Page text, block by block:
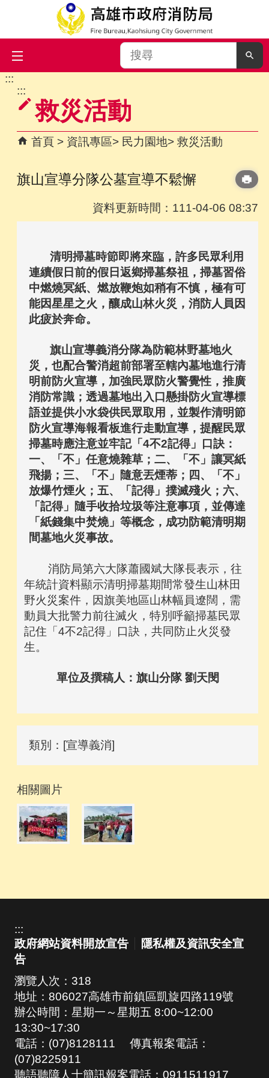
跳到主要內容區塊
搜
尋
:::
:::
救災活動
首頁 資訊專區 民力園地 救災活動
旗山宣導分隊公墓宣導不鬆懈
資料更新時間：111-04-06 08:37
清明掃墓時節即將來臨，許多民眾利用
連續假日前的假日返鄉掃墓祭祖，掃墓習俗
中燃燒冥紙、燃放鞭炮如稍有不慎，極有可
能因星星之火，釀成山林火災，消防人員因
此疲於奔命。
旗山宣導義消分隊為防範林野墓地火
災，也配合警消超前部署至轄內墓地進行清
明前防火宣導，加強民眾防火警覺性，推廣
消防常識；透過墓地出入口懸掛防火宣導標
語並提供小水袋供民眾取用，並製作清明節
防火宣導海報看板進行走動宣導，提醒民眾
掃墓時應注意並牢記「4不2記得」口訣：
一、「不」任意燒雜草；二、「不」讓冥紙
飛揚；三、「不」隨意丟煙蒂；四、「不」
放爆竹煙火；五、「記得」撲滅殘火；六、
「記得」隨手收拾垃圾等注意事項，並傳達
「紙錢集中焚燒」等概念，成功防範清明期
間墓地火災事故。
消防局第六大隊蕭國斌大隊長表示，往
年統計資料顯示清明掃墓期間常發生山林田
野火災案件，因旗美地區山林幅員遼闊，需
動員大批警力前往滅火，特別呼籲掃墓民眾
記住「4不2記得」口訣，共同防止火災發
生。
單位及撰稿人：旗山分隊 劉天閔
類別：[宣導義消]
相關圖片
:::
政府網站資料開放宣告
隱私權及資訊安全宣
告
瀏覽人次： 318
地址：806027高雄市前鎮區凱旋四路119號
辦公時間：星期一～星期五 8:00~12:00
13:30~17:30
電話：(07)8128111 傳真報案電話：
(07)8225911
聽語聽障人士簡訊報案電話：0911511917